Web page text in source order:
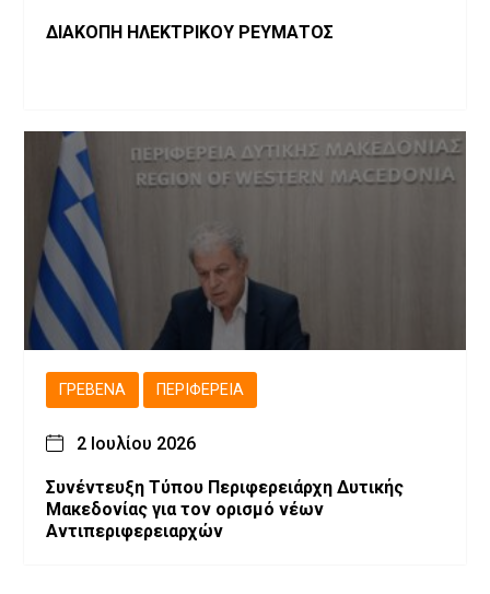
ΔΙΑΚΟΠΗ ΗΛΕΚΤΡΙΚΟΥ ΡΕΥΜΑΤΟΣ
ΓΡΕΒΕΝΆ ΠΕΡΙΦΈΡΕΙΑ
2 Ιουλίου 2026
Συνέντευξη Τύπου Περιφερειάρχη Δυτικής
Μακεδονίας για τον ορισμό νέων
Αντιπεριφερειαρχών